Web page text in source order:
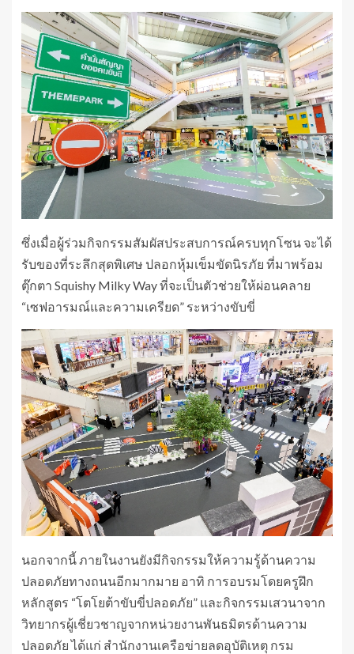
ซึ่งเมื่อผู้ร่วมกิจกรรมสัมผัสประสบการณ์ครบทุกโซน จะได้
รับของที่ระลึกสุดพิเศษ ปลอกหุ้มเข็มขัดนิรภัย ที่มาพร้อม
ตุ๊กตา Squishy Milky Way ที่จะเป็นตัวช่วยให้ผ่อนคลาย
“เซฟอารมณ์และความเครียด” ระหว่างขับขี่
นอกจากนี้ ภายในงานยังมีกิจกรรมให้ความรู้ด้านความ
ปลอดภัยทางถนนอีกมากมาย อาทิ การอบรมโดยครูฝึก
หลักสูตร “โตโยต้าขับขี่ปลอดภัย” และกิจกรรมเสวนาจาก
วิทยากรผู้เชี่ยวชาญจากหน่วยงานพันธมิตรด้านความ
ปลอดภัย ได้แก่ สำนักงานเครือข่ายลดอุบัติเหตุ กรม